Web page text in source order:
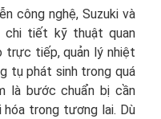
công nghệ, Suzuki và
chi tiết kỹ thuật quan
trực tiếp, quản lý nhiệt
tụ phát sinh trong quá
là bước chuẩn bị cần
trong tương lai. Dù